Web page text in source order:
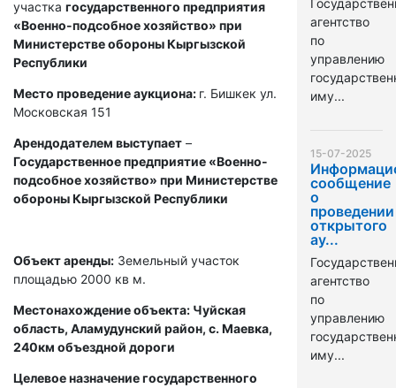
участка государственного предприятия
«Военно-подсобное хозяйство» при
Министерстве обороны Кыргызской
Республики
Место проведение аукциона: г. Бишкек ул.
Московская 151
Арендодателем выступает –
Государственное предприятие «Военно-
подсобное хозяйство» при Министерстве
обороны Кыргызской Республики
Объект аренды: Земельный участок
площадью 2000 кв м.
Местонахождение объекта: Чуйская
область, Аламудунский район, с. Маевка,
240км объездной дороги
Целевое назначение государственного
агентство
по
управлению
иму...
15-07-2025
сообщение
о
проведении
открытого
ау...
агентство
по
управлению
иму...